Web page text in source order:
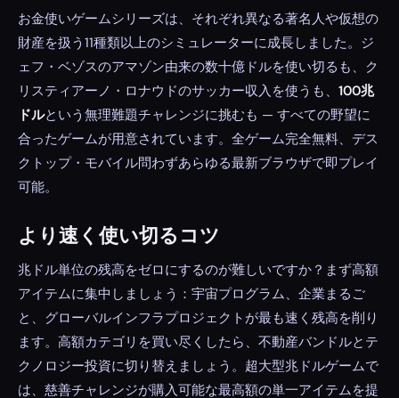
お金使いゲームシリーズは、それぞれ異なる著名人や仮想の
財産を扱う11種類以上のシミュレーターに成長しました。ジ
ェフ・ベゾスのアマゾン由来の数十億ドルを使い切るも、ク
リスティアーノ・ロナウドのサッカー収入を使うも、 100兆
ドルという無理難題チャレンジに挑むも — すべての野望に
合ったゲームが用意されています。全ゲーム完全無料、デス
クトップ・モバイル問わずあらゆる最新ブラウザで即プレイ
可能。
より速く使い切るコツ
兆ドル単位の残高をゼロにするのが難しいですか？まず高額
アイテムに集中しましょう：宇宙プログラム、企業まるご
と、グローバルインフラプロジェクトが最も速く残高を削り
ます。高額カテゴリを買い尽くしたら、不動産バンドルとテ
クノロジー投資に切り替えましょう。超大型兆ドルゲームで
は、慈善チャレンジが購入可能な最高額の単一アイテムを提